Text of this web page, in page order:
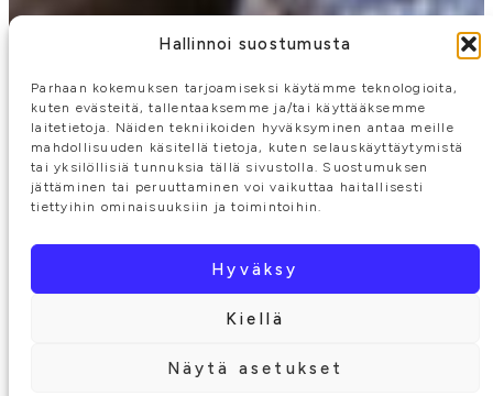
Hallinnoi suostumusta
Parhaan kokemuksen tarjoamiseksi käytämme teknologioita,
kuten evästeitä, tallentaaksemme ja/tai käyttääksemme
laitetietoja. Näiden tekniikoiden hyväksyminen antaa meille
mahdollisuuden käsitellä tietoja, kuten selauskäyttäytymistä
tai yksilöllisiä tunnuksia tällä sivustolla. Suostumuksen
jättäminen tai peruuttaminen voi vaikuttaa haitallisesti
tiettyihin ominaisuuksiin ja toimintoihin.
Hyväksy
Kiellä
Näytä asetukset